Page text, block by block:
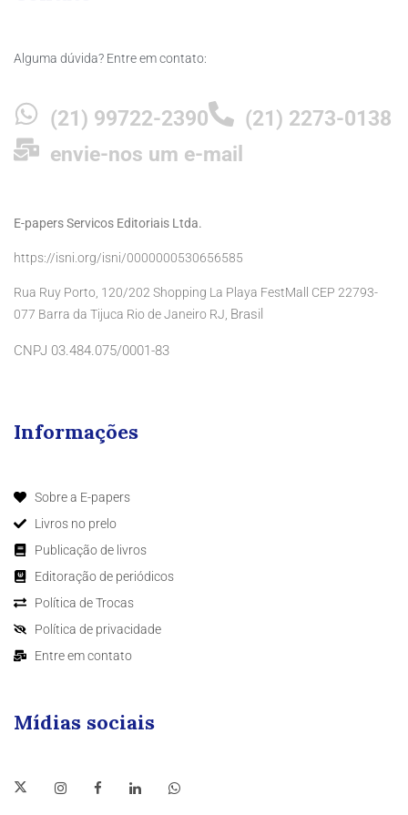
Alguma dúvida? Entre em contato:
(21) 99722-2390
(21) 2273-0138
envie-nos um e-mail
E-papers Servicos Editoriais Ltda.
https://isni.org/isni/0000000530656585
Rua Ruy Porto, 120/202 Shopping La Playa FestMall CEP 22793-
077 Barra da Tijuca Rio de Janeiro RJ, Brasil
CNPJ 03.484.075/0001-83
Informações
Sobre a E-papers
Livros no prelo
Publicação de livros
Editoração de periódicos
Política de Trocas
Política de privacidade
Entre em contato
Mídias sociais